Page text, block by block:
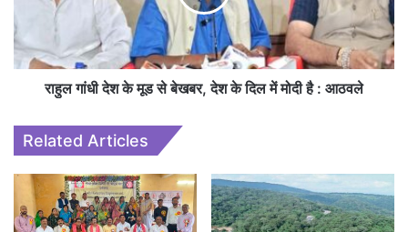
राहुल गांधी देश के मूड से बेखबर, देश के दिल में मोदी है : आठवले
Related Articles